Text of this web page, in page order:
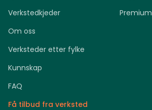
Verkstedkjeder
Om oss
Verksteder etter fylke
Kunnskap
FAQ
Få tilbud fra verksted
Premium